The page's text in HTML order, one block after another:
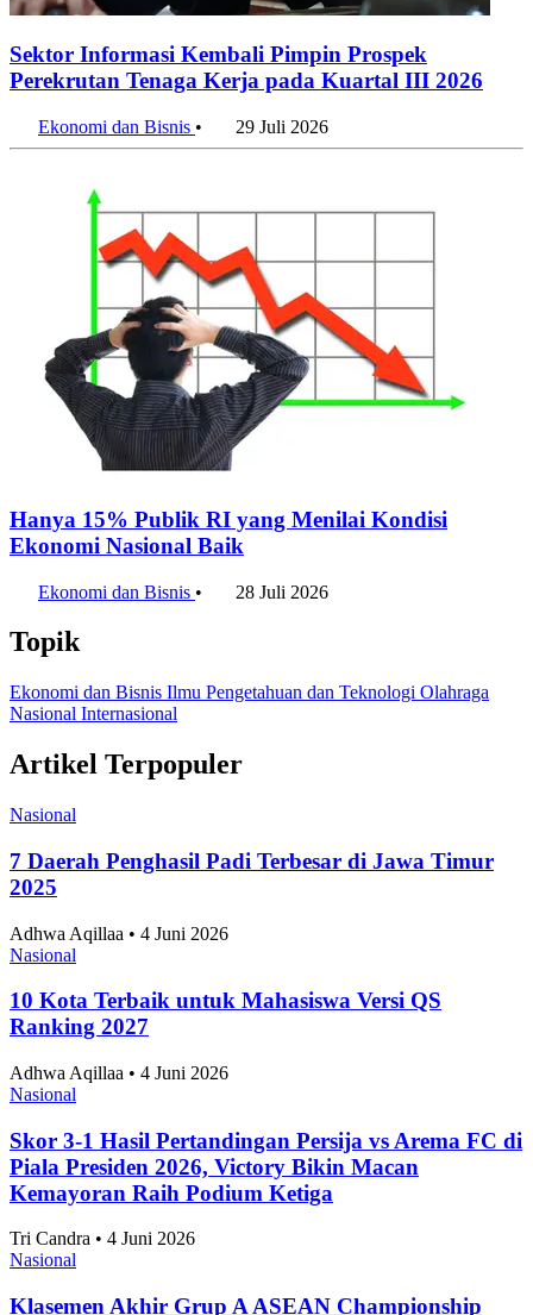
10 Agustus 2026
Penulis:Anggia Leksa •Editor:Editor
#pdrb adhrb
barat terbaru#kota terkaya jawa barat#badan pusat statistik
#jabarstats
#2026
Bagikan artikel ini:
WhatsApp
Twitter / X Facebook
Telegram
LinkedIn
Konten Terkait
Sektor Informasi Kembali Pimpin Prospek
Perekrutan Tenaga Kerja pada Kuartal III 2026
Ekonomi dan Bisnis• 29 Juli 2026
Hanya 15% Publik RI yang Menilai Kondisi